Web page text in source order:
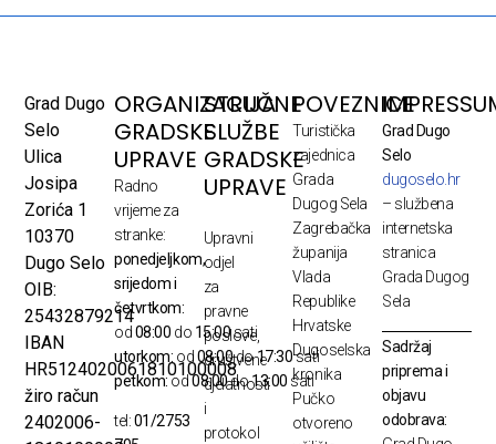
Grad Dugo
Selo
Ulica
Josipa
Zorića 1
10370
Dugo Selo
OIB:
25432879214
IBAN
HR5124020061810100008
žiro račun
2402006-
ORGANIZACIJA
GRADSKE
UPRAVE
Radno
vrijeme za
stranke:
ponedjeljkom,
srijedom i
četvrtkom:
od08:00 do 15:00sati
utorkom: od08:00do17:30sati
petkom:od08:00do13:00 sati
tel:01/2753
STRUČNE
SLUŽBE
GRADSKE
UPRAVE
Upravni
odjel
za
pravne
poslove,
društvene
djelatnosti
i
protokol
POVEZNICE
Turistička
zajednica
Grada
Dugog Sela
Zagrebačka
županija
Vlada
Republike
Hrvatske
Dugoselska
kronika
Pučko
otvoreno
Grad Dugo
Selo
dugoselo.hr
– službena
internetska
stranica
Grada Dugog
Sela
Sadržaj
priprema i
objavu
odobrava: